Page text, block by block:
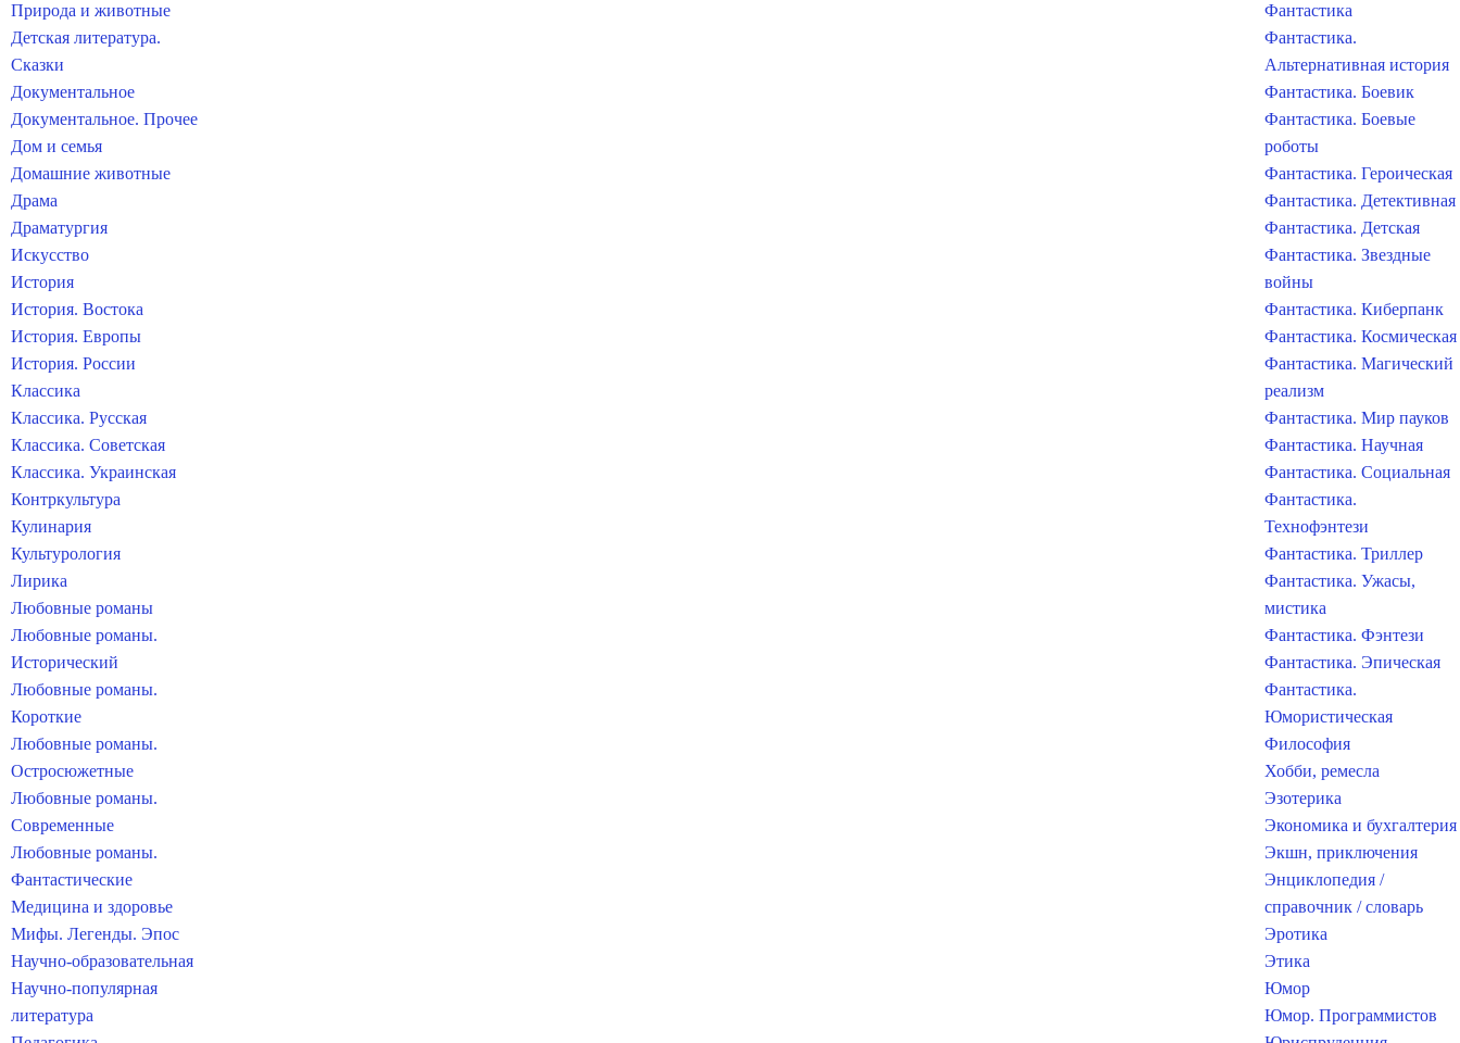
Природа и животные
Детская литература.
Сказки
Документальное
Документальное. Прочее
Дом и семья
Домашние животные
Драма
Драматургия
Искусство
История
История. Востока
История. Европы
История. России
Классика
Классика. Русская
Классика. Советская
Классика. Украинская
Контркультура
Кулинария
Культурология
Лирика
Любовные романы
Любовные романы.
Исторический
Любовные романы.
Короткие
Любовные романы.
Остросюжетные
Любовные романы.
Современные
Любовные романы.
Фантастические
Медицина и здоровье
Мифы. Легенды. Эпос
Научно-образовательная
Научно-популярная
литература
Фантастика
Фантастика.
Альтернативная история
Фантастика. Боевик
Фантастика. Боевые
роботы
Фантастика. Героическая
Фантастика. Детективная
Фантастика. Детская
Фантастика. Звездные
войны
Фантастика. Киберпанк
Фантастика. Космическая
Фантастика. Магический
реализм
Фантастика. Мир пауков
Фантастика. Научная
Фантастика. Социальная
Фантастика.
Технофэнтези
Фантастика. Триллер
Фантастика. Ужасы,
мистика
Фантастика. Фэнтези
Фантастика. Эпическая
Фантастика.
Юмористическая
Философия
Хобби, ремесла
Эзотерика
Экономика и бухгалтерия
Экшн, приключения
Энциклопедия /
справочник / словарь
Эротика
Этика
Юмор
Юмор. Программистов